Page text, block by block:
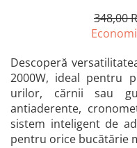
Mașină de tocat carne
Mori electrice
Oale și vase de gătit
Perne
348,00
Descoperă
2000W, ideal pentru
urilor, cărnii sau
antiaderente,
sistem inteligent de
pentru orice bucătărie